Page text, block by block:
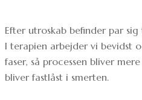
Efter utroskab befinder par
I terapien arbejder vi bevidst
faser, så processen bliver
bliver fastlåst i smerten.